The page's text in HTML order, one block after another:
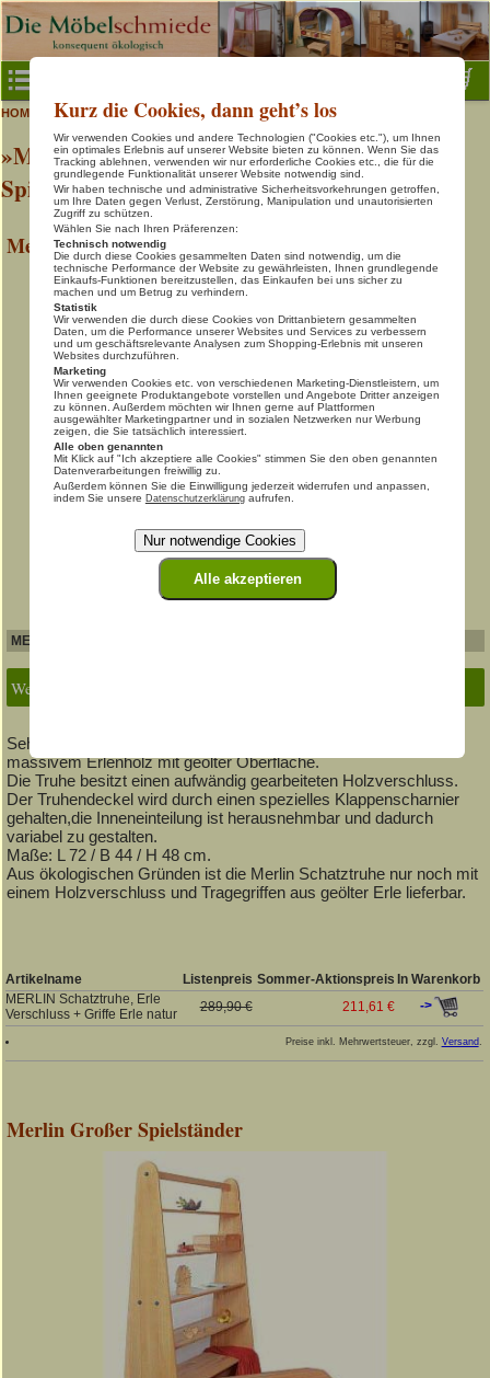
Baby- & Kinderzimmer
Baby- & Kinderbetten
Gäste- & Jugendbetten
Kinder- & Jugendschreibtische
Natur-Spielmöbel
Regale- & Würfelsysteme
Home Office
Schöner Wohnen
Schlafen in Natur
Tische, Bänke, Stühle
Info & Kontakt
Warenkorb
HOME Natur-Spielmöbel>Schatztruhe & Spielständer
»MERLIN« - Schatztruhe und großer
Spielständer
Merlin Schatztruhe
MERLIN Schatztruhe
Weitere Bilder anzeigen ▾
Sehr schöne,vielseitig verwendbare und stabile Truhe aus
massivem Erlenholz mit geölter Oberfläche.
Die Truhe besitzt einen aufwändig gearbeiteten Holzverschluss.
Der Truhendeckel wird durch einen spezielles Klappenscharnier
gehalten,die Inneneinteilung ist herausnehmbar und dadurch
variabel zu gestalten.
Maße: L 72 / B 44 / H 48 cm.
Aus ökologischen Gründen ist die Merlin Schatztruhe nur noch mit
einem Holzverschluss und Tragegriffen aus geölter Erle lieferbar.
Artikelname Listenpreis Sommer-Aktionspreis In Warenkorb
MERLIN Schatztruhe, Erle
Verschluss + Griffe Erle natur
289,90 € 211,61 € ->
Preise inkl. Mehrwertsteuer, zzgl. Versand
Merlin Großer Spielständer
Kurz die Cookies, dann geht’s los
Wir verwenden Cookies und andere Technologien ("Cookies etc."), um Ihnen
ein optimales Erlebnis auf unserer Website bieten zu können. Wenn Sie das
Tracking ablehnen, verwenden wir nur erforderliche Cookies etc., die für die
grundlegende Funktionalität unserer Website notwendig sind.
Wir haben technische und administrative Sicherheitsvorkehrungen getroffen,
um Ihre Daten gegen Verlust, Zerstörung, Manipulation und unautorisierten
Zugriff zu schützen.
Wählen Sie nach Ihren Präferenzen:
Technisch notwendig
Die durch diese Cookies gesammelten Daten sind notwendig, um die
technische Performance der Website zu gewährleisten, Ihnen grundlegende
Einkaufs-Funktionen bereitzustellen, das Einkaufen bei uns sicher zu
machen und um Betrug zu verhindern.
Statistik
Wir verwenden die durch diese Cookies von Drittanbietern gesammelten
Daten, um die Performance unserer Websites und Services zu verbessern
und um geschäftsrelevante Analysen zum Shopping-Erlebnis mit unseren
Websites durchzuführen.
Marketing
Wir verwenden Cookies etc. von verschiedenen Marketing-Dienstleistern, um
Ihnen geeignete Produktangebote vorstellen und Angebote Dritter anzeigen
zu können. Außerdem möchten wir Ihnen gerne auf Plattformen
ausgewählter Marketingpartner und in sozialen Netzwerken nur Werbung
zeigen, die Sie tatsächlich interessiert.
Alle oben genannten
Mit Klick auf "Ich akzeptiere alle Cookies" stimmen Sie den oben genannten
Datenverarbeitungen freiwillig zu.
Außerdem können Sie die Einwilligung jederzeit widerrufen und anpassen,
indem Sie unsere Datenschutzerklärungaufrufen.
Nur notwendige Cookies
Alle akzeptieren